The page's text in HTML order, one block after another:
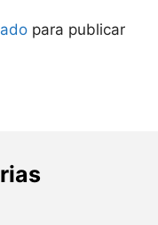
para publicar